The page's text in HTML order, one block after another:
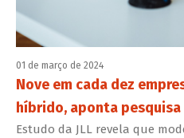
01 de março de 2024
Nove em cada dez
híbrido, aponta pesquisa
Estudo da JLL revela que